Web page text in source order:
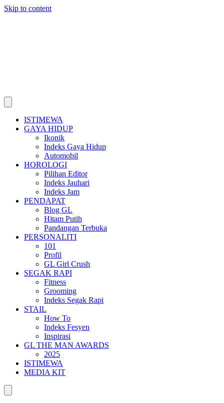
Skip to content
ISTIMEWA
GAYA HIDUP
Ikonik
Indeks Gaya Hidup
Automobil
HOROLOGI
Pilihan Editor
Indeks Jauhari
Indeks Jam
PENDAPAT
Blog GL
Hitam Putih
Pandangan Terbuka
PERSONALITI
101
Profil
GL Girl Crush
SEGAK RAPI
Fitness
Grooming
Indeks Segak Rapi
STAIL
How To
Indeks Fesyen
Inspirasi
GL THE MAN AWARDS
2025
ISTIMEWA
MEDIA KIT